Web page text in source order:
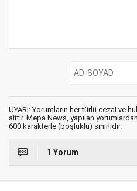
UYARI: Yorumların her türlü cezai ve
aittir. Mepa News, yapılan
600 karakterle (boşluklu) sınırlıdır.
1 Yorum